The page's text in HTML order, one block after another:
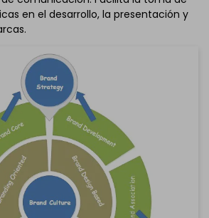
en el desarrollo, la presentación y